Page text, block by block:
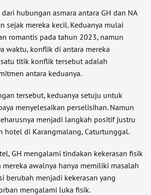
hubungan asmara antara GH dan NA
sejak mereka kecil. Keduanya mulai
romantis pada tahun 2023, namun
waktu, konflik di antara mereka
titik konflik tersebut adalah
antara keduanya.
tersebut, keduanya setuju untuk
menyelesaikan perselisihan. Namun
menjadi langkah positif justru
hotel di Karangmalang, Caturtunggal.
GH mengalami tindakan kekerasan fisik
mereka awalnya hanya memiliki masalah
berubah menjadi kekerasan yang
mengalami luka fisik.